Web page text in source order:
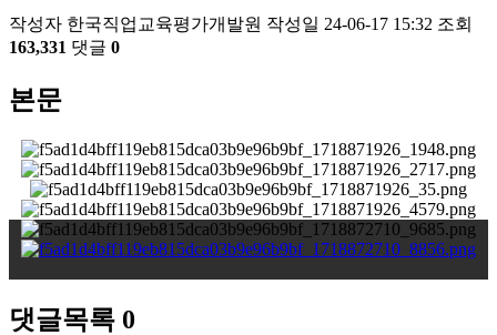
작성자 한국직업교육평가개발원 작성일 24-06-17 15:32 조회
163,331 댓글 0
본문
댓글목록 0